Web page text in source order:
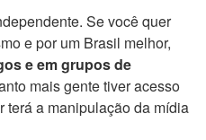
Se você quer
e por um Brasil melhor,
e em grupos de
mais gente tiver acesso
terá a manipulação da mídia